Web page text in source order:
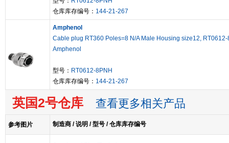
仓库库存编号： 144-21-267
Amphenol
Cable plug RT360 Poles=8 N/A Male Housing size12, RT0612-
Amphenol
型号： RT0612-8PNH
仓库库存编号： 144-21-267
英国2号仓库 查看更多相关产品
参考图片 制造商 / 说明 / 型号 / 仓库库存编号